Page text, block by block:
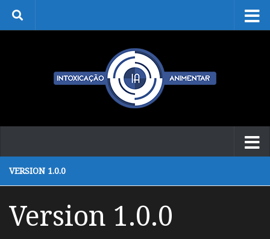
Skip to content
VERSION 1.0.0
Version 1.0.0